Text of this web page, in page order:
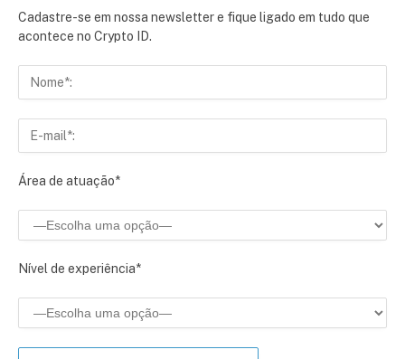
Cadastre-se em nossa newsletter e fique ligado em tudo que
acontece no Crypto ID.
Área de atuação*
Nível de experiência*